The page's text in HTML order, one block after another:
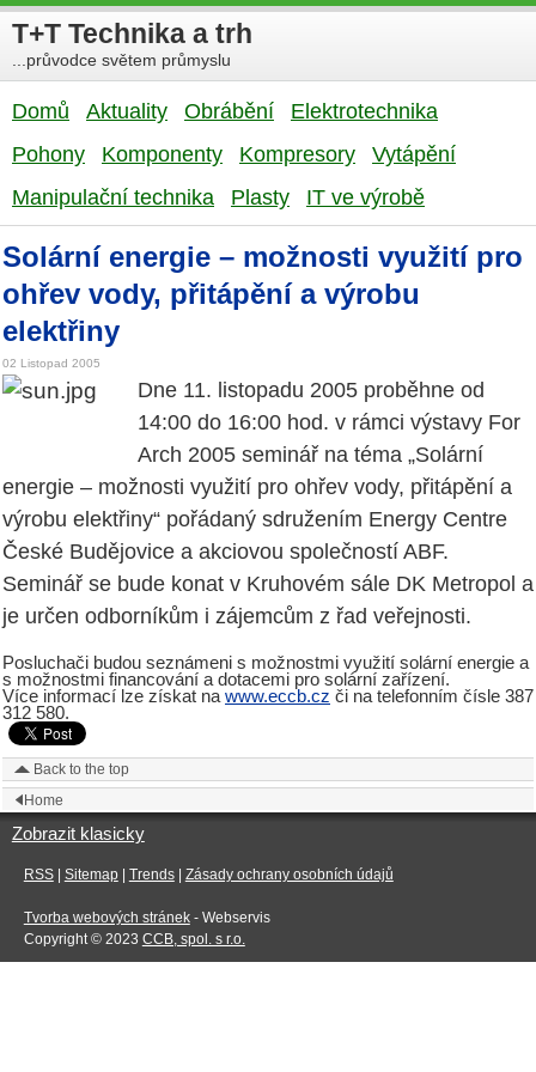
T+T Technika a trh
...průvodce světem průmyslu
Domů Aktuality Obrábění
Elektrotechnika
Pohony
Komponenty Kompresory
Vytápění
Manipulační technika
Plasty IT ve výrobě
Solární energie – možnosti využití pro
ohřev vody, přitápění a výrobu
elektřiny
02 Listopad 2005
Dne 11. listopadu 2005 proběhne od
14:00 do 16:00 hod. v rámci výstavy For
Arch 2005 seminář na téma „Solární
energie – možnosti využití pro ohřev vody, přitápění a
výrobu elektřiny“ pořádaný sdružením Energy Centre
České Budějovice a akciovou společností ABF.
Seminář se bude konat v Kruhovém sále DK Metropol a
je určen odborníkům i zájemcům z řad veřejnosti.
Posluchači budou seznámeni s možnostmi využití solární energie a
s možnostmi financování a dotacemi pro solární zařízení.
Více informací lze získat na www.eccb.cz či na telefonním čísle 387
312 580.
Back to the top
Home
Zobrazit klasicky
RSS| Sitemap| Trends| Zásady ochrany osobních údajů
Tvorba webových stránek- Webservis
Copyright © 2023 CCB, spol. s r.o.